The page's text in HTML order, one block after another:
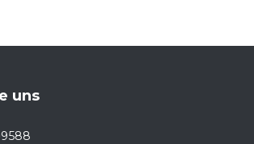
uns